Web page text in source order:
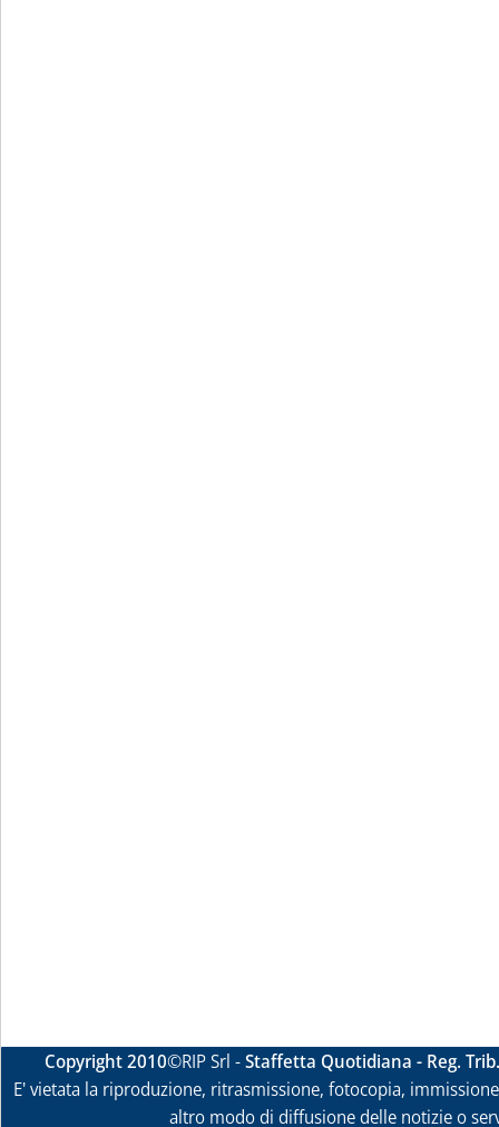
Copyright 2010©RIP Srl -Staffetta Quotidiana - Reg.
E' vietata la riproduzione, ritrasmissione, fotocopia,
altro modo di diffusione delle notizie o